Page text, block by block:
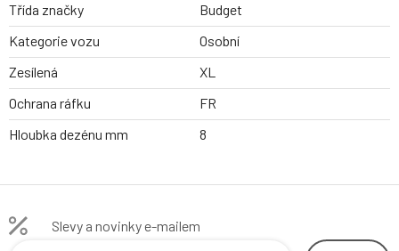
Třída značky
Budget
Kategorie vozu
Osobní
Zesílená
XL
Ochrana ráfku
FR
Hloubka dezénu mm
8
Slevy a novinky e-mailem